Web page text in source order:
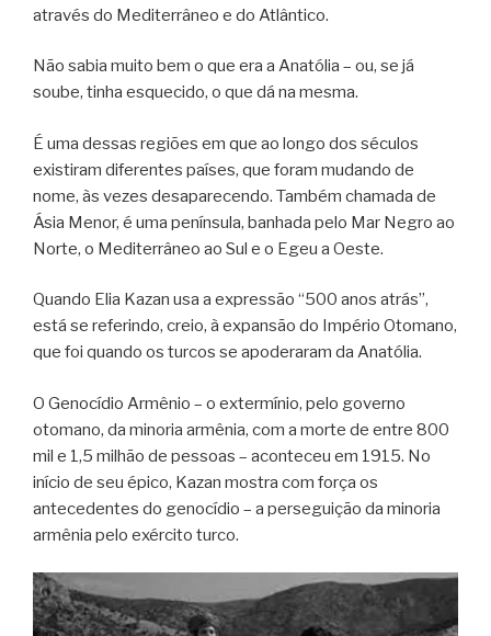
através do Mediterrâneo e do Atlântico.
Não sabia muito bem o que era a Anatólia – ou, se já
soube, tinha esquecido, o que dá na mesma.
É uma dessas regiões em que ao longo dos séculos
existiram diferentes países, que foram mudando de
nome, às vezes desaparecendo. Também chamada de
Ásia Menor, é uma península, banhada pelo Mar Negro ao
Norte, o Mediterrâneo ao Sul e o Egeu a Oeste.
Quando Elia Kazan usa a expressão “500 anos atrás”,
está se referindo, creio, à expansão do Império Otomano,
que foi quando os turcos se apoderaram da Anatólia.
O Genocídio Armênio – o extermínio, pelo governo
otomano, da minoria armênia, com a morte de entre 800
mil e 1,5 milhão de pessoas – aconteceu em 1915. No
início de seu épico, Kazan mostra com força os
antecedentes do genocídio – a perseguição da minoria
armênia pelo exército turco.